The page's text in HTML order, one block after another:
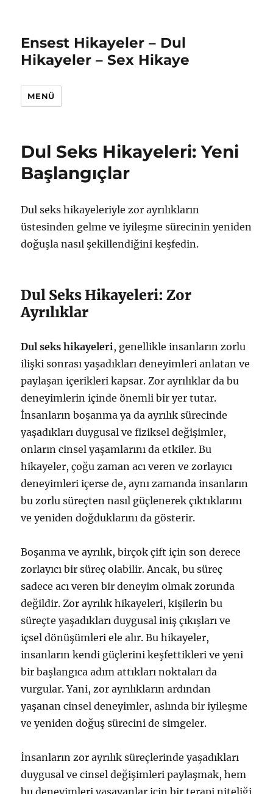
Ensest Hikayeler – Dul
Hikayeler – Sex Hikaye
MENÜ
Dul Seks Hikayeleri: Yeni
Başlangıçlar
Dul seks hikayeleriyle zor ayrılıkların
üstesinden gelme ve iyileşme sürecinin yeniden
doğuşla nasıl şekillendiğini keşfedin.
Dul Seks Hikayeleri: Zor
Ayrılıklar
Dul seks hikayeleri, genellikle insanların zorlu
ilişki sonrası yaşadıkları deneyimleri anlatan ve
paylaşan içerikleri kapsar. Zor ayrılıklar da bu
deneyimlerin içinde önemli bir yer tutar.
İnsanların boşanma ya da ayrılık sürecinde
yaşadıkları duygusal ve fiziksel değişimler,
onların cinsel yaşamlarını da etkiler. Bu
hikayeler, çoğu zaman acı veren ve zorlayıcı
deneyimleri içerse de, aynı zamanda insanların
bu zorlu süreçten nasıl güçlenerek çıktıklarını
ve yeniden doğduklarını da gösterir.
Boşanma ve ayrılık, birçok çift için son derece
zorlayıcı bir süreç olabilir. Ancak, bu süreç
sadece acı veren bir deneyim olmak zorunda
değildir. Zor ayrılık hikayeleri, kişilerin bu
süreçte yaşadıkları duygusal iniş çıkışları ve
içsel dönüşümleri ele alır. Bu hikayeler,
insanların kendi güçlerini keşfettikleri ve yeni
bir başlangıca adım attıkları noktaları da
vurgular. Yani, zor ayrılıkların ardından
yaşanan cinsel deneyimler, aslında bir iyileşme
ve yeniden doğuş sürecini de simgeler.
İnsanların zor ayrılık süreçlerinde yaşadıkları
duygusal ve cinsel değişimleri paylaşmak, hem
bu deneyimleri yaşayanlar için bir terapi niteliği